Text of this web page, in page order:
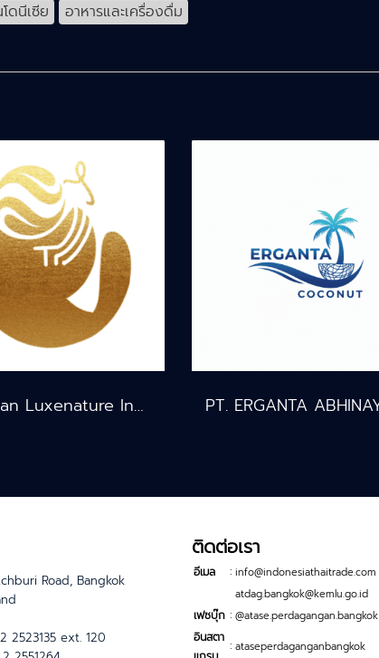
ดนีเซีย อาหารและเครื่องดื่ม
PT. Titian Luxenature Indonesia
Road, Bangkok
2523135 ext. 120
ติดต่อเรา
อีเมล : info@indonesiathaitrade.com
atdag.bangkok@kemlu.go.id
เฟซบุ๊ก : @atase.perdagangan.bangkok
อินสตา : ataseperdaganganbangkok